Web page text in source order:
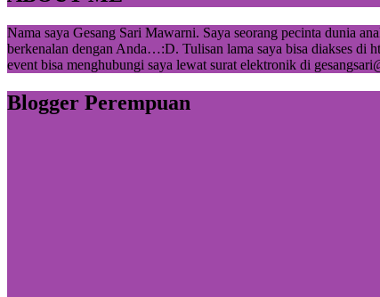
Nama saya Gesang Sari Mawarni. Saya seorang pecinta dunia
berkenalan dengan Anda…:D. Tulisan lama saya bisa diakses di
event bisa menghubungi saya lewat surat elektronik di
Blogger Perempuan